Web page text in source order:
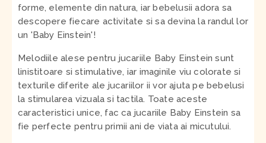
forme, elemente din natura, iar bebelusii adora sa
descopere fiecare activitate si sa devina la randul lor
un 'Baby Einstein'!
Melodiile alese pentru jucariile Baby Einstein sunt
linistitoare si stimulative, iar imaginile viu colorate si
texturile diferite ale jucariilor ii vor ajuta pe bebelusi
la stimularea vizuala si tactila. Toate aceste
caracteristici unice, fac ca jucariile Baby Einstein sa
fie perfecte pentru primii ani de viata ai micutului.